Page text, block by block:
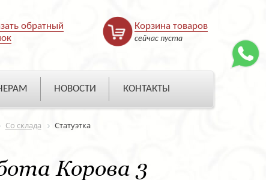
обратный
Корзина товаров
сейчас пуста
НОВОСТИ КОНТАКТЫ
Со склада Статуэтка
Корова 3